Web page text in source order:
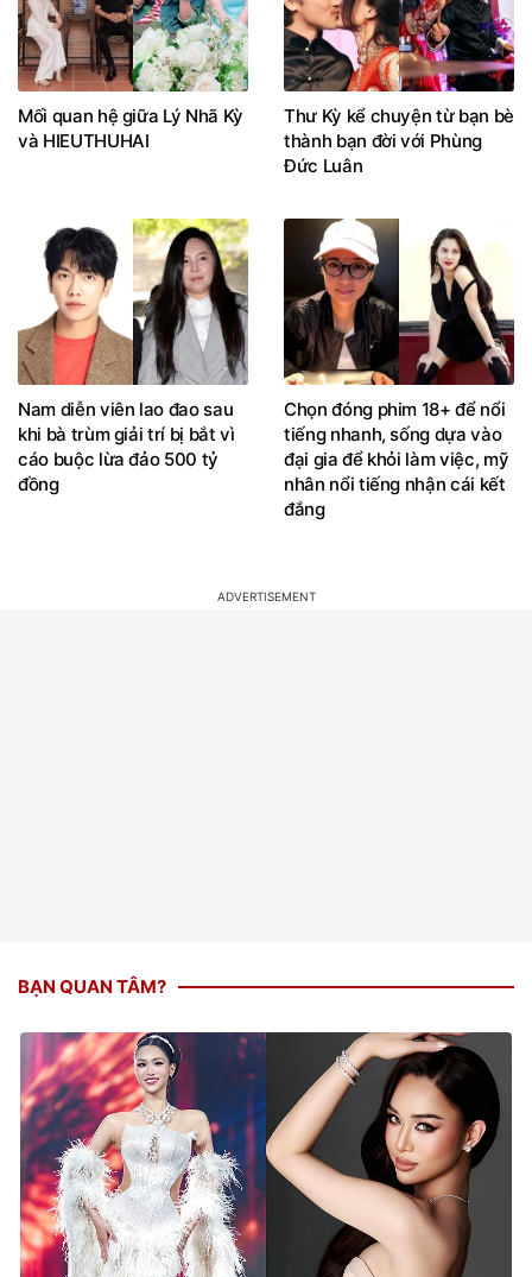
Mối quan hệ giữa Lý Nhã Kỳ
và HIEUTHUHAI
Thư Kỳ kể chuyện từ bạn bè
thành bạn đời với Phùng
Đức Luân
Nam diễn viên lao đao sau
khi bà trùm giải trí bị bắt vì
cáo buộc lừa đảo 500 tỷ
đồng
Chọn đóng phim 18+ để nổi
tiếng nhanh, sống dựa vào
đại gia để khỏi làm việc, mỹ
nhân nổi tiếng nhận cái kết
đắng
BẠN QUAN TÂM?